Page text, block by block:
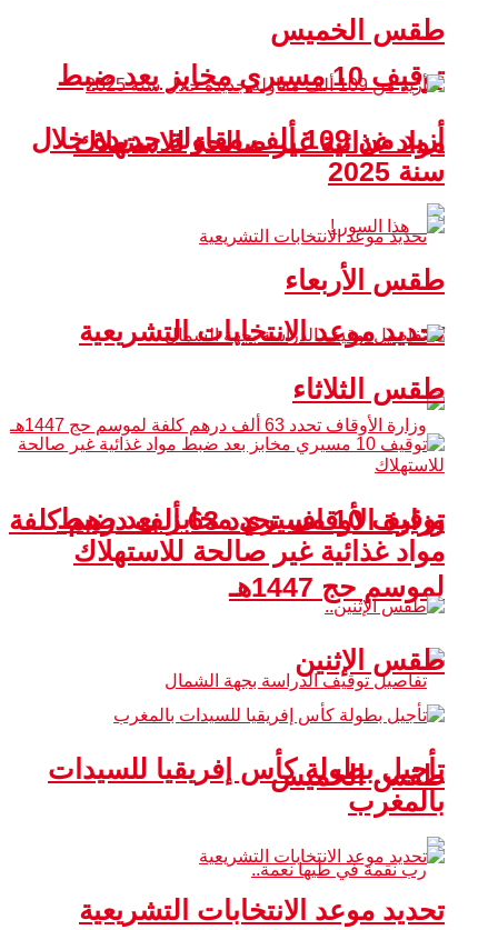
توقيف 10 مسيري مخابز بعد ضبط
مواد غذائية غير صالحة للاستهلاك
تحديد موعد الانتخابات التشريعية
وزارة الأوقاف تحدد 63 ألف درهم كلفة
لموسم حج 1447هـ
طقس الخميس
طقس الخميس
أزيد من 109 ألف مقاولة جديدة خلال
سنة 2025
طقس الأربعاء
طقس الثلاثاء
توقيف 10 مسيري مخابز بعد ضبط
مواد غذائية غير صالحة للاستهلاك
طقس الإثنين
تأجيل بطولة كأس إفريقيا للسيدات
بالمغرب
تحديد موعد الانتخابات التشريعية